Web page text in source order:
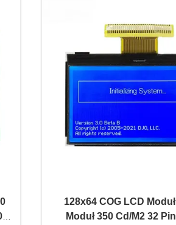
128x64 COG LCD
Moduł 350 Cd/M2 32